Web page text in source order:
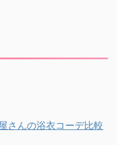
さんの浴衣コーデ比較